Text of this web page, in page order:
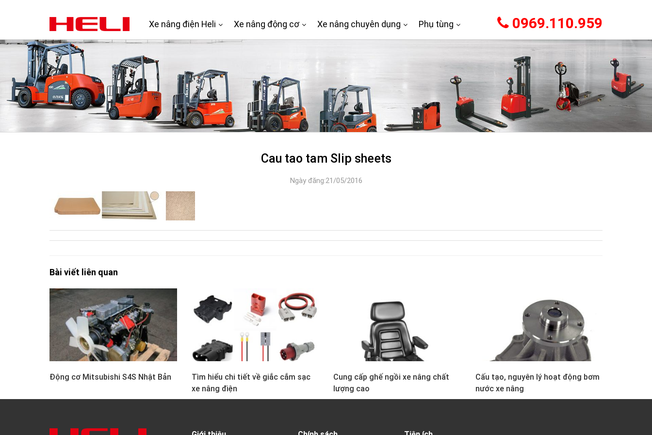
Xe nâng điện Heli Xe nâng động cơ Xe nâng chuyên dụng Phụ tùng 0969.110.959
Cau tao tam Slip sheets
Ngày đăng:21/05/2016
Bài viết liên quan
Động cơ Mitsubishi S4S Nhật Bản
Tìm hiểu chi tiết về giắc cắm sạc
xe nâng điện
Cung cấp ghế ngồi xe nâng chất
lượng cao
Cấu tạo, nguyên lý hoạt động bơm
nước xe nâng